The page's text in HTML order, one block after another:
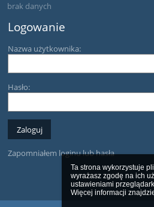
Ta strona wykorzystuje
wyrażasz zgodę na ich
ustawieniami
Więcej informacji
brak danych
Logowanie
Nazwa użytkownika:
Hasło:
Zapomniałem loginu lub hasła